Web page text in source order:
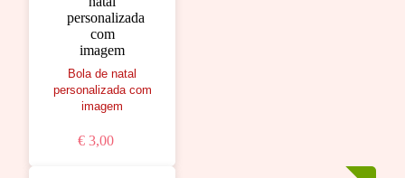
Bola de natal
personalizada com
imagem
€ 3,00